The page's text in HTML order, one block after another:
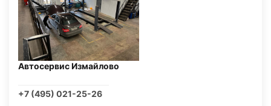
Автосервис Измайлово
+7 (495) 021-25-26